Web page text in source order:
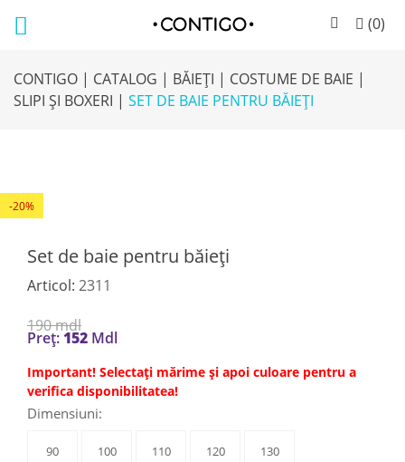
(0)
CONTIGO | CATALOG | BĂIEȚI | COSTUME DE BAIE |
SLIPI ȘI BOXERI | SET DE BAIE PENTRU BĂIEȚI
-20%
Set de baie pentru băieți
Articol: 2311
190mdl
Preț:152 Mdl
Important! Selectați mărime și apoi culoare pentru a
verifica disponibilitatea!
Dimensiuni:
90 100 110 120 130